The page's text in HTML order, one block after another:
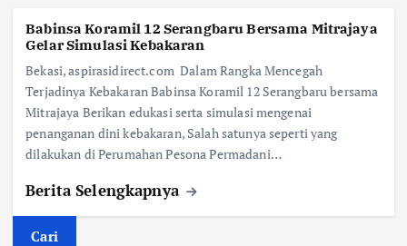
Babinsa Koramil 12 Serangbaru Bersama Mitrajaya
Gelar Simulasi Kebakaran
Bekasi, aspirasidirect.com Dalam Rangka Mencegah
Terjadinya Kebakaran Babinsa Koramil 12 Serangbaru bersama
Mitrajaya Berikan edukasi serta simulasi mengenai
penanganan dini kebakaran, Salah satunya seperti yang
dilakukan di Perumahan Pesona Permadani…
Berita Selengkapnya
Cari